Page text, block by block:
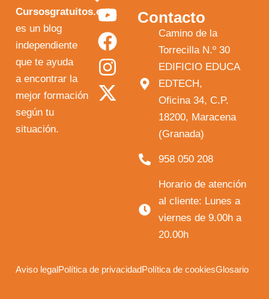
Cursosgratuitos.es
es un blog
independiente
que te ayuda
a encontrar la
mejor formación
según tu
situación.
Y
o
u
t
u
F
a
c
e
b
I
n
s
t
a
X
-
t
w
i
Contacto
Camino de la
Torrecilla N.º 30
EDIFICIO EDUCA
EDTECH,
Oficina 34, C.P.
18200, Maracena
(Granada)
958 050 208
Horario de atención
al cliente: Lunes a
viernes de 9.00h a
20.00h
Aviso legalPolítica de privacidadPolítica de cookiesGlosario